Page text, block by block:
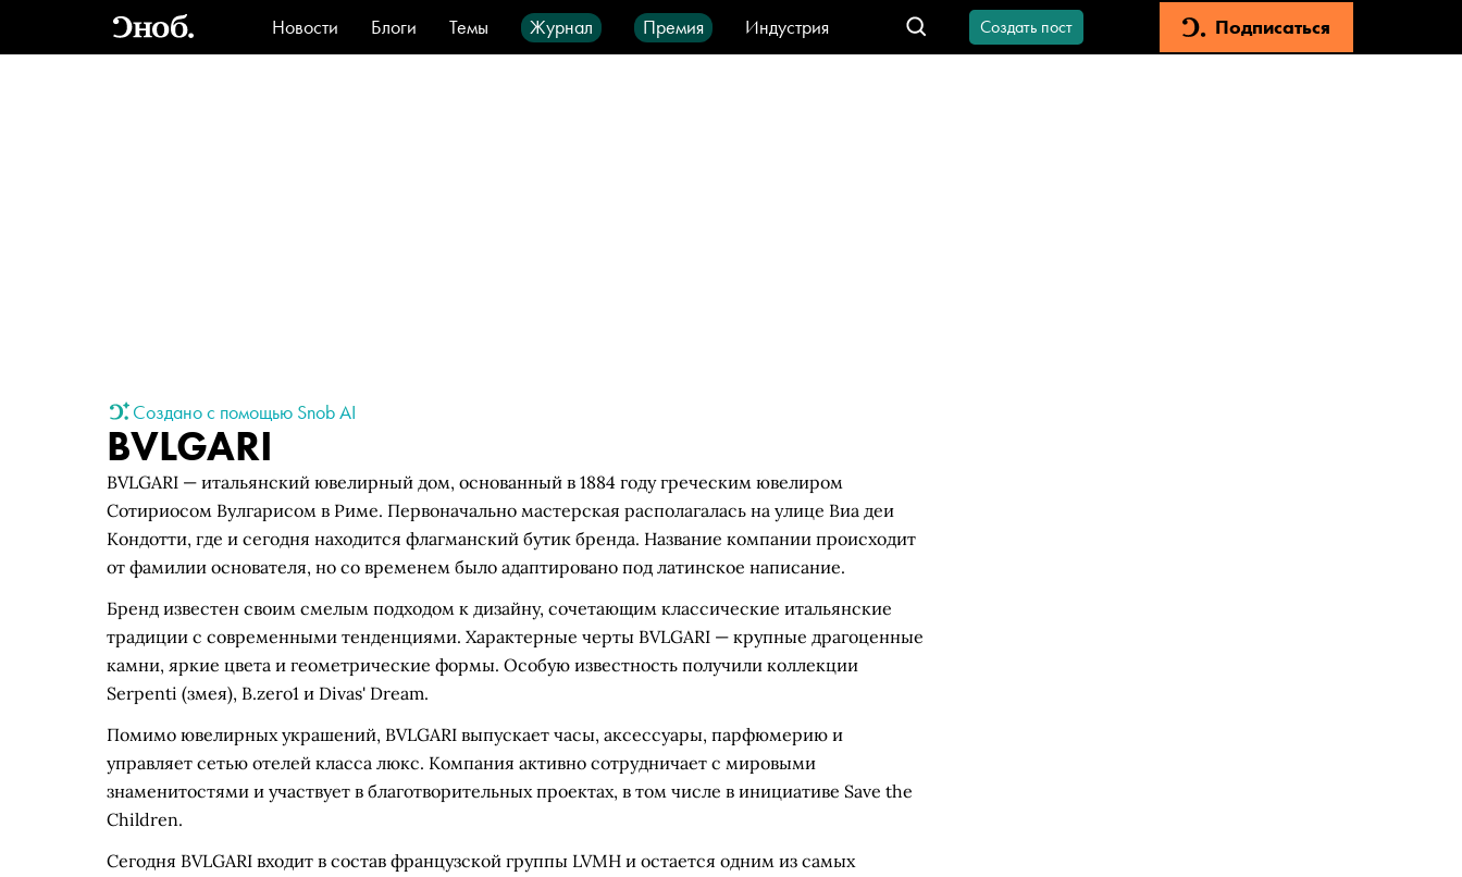
Новости Блоги Темы Журнал Премия
Индустрия
Стиль
Видео Город IT-продукты
Создать пост Подписаться
Создано с помощью Snob AI
BVLGARI
BVLGARI — итальянский ювелирный дом, основанный в 1884 году греческим ювелиром
Сотириосом Вулгарисом в Риме. Первоначально мастерская располагалась на улице Виа деи
Кондотти, где и сегодня находится флагманский бутик бренда. Название компании происходит
от фамилии основателя, но со временем было адаптировано под латинское написание.
Бренд известен своим смелым подходом к дизайну, сочетающим классические итальянские
традиции с современными тенденциями. Характерные черты BVLGARI — крупные драгоценные
камни, яркие цвета и геометрические формы. Особую известность получили коллекции
Serpenti (змея), B.zero1 и Divas' Dream.
Помимо ювелирных украшений, BVLGARI выпускает часы, аксессуары, парфюмерию и
управляет сетью отелей класса люкс. Компания активно сотрудничает с мировыми
знаменитостями и участвует в благотворительных проектах, в том числе в инициативе Save the
Children.
Сегодня BVLGARI входит в состав французской группы LVMH и остается одним из самых